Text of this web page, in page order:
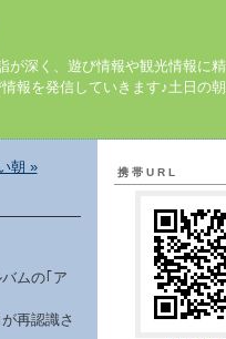
深く、遊び情報や観光情報に
報を発信していきます♪土日の
朝 »
ムの｢ア
再認識さ
携帯URL